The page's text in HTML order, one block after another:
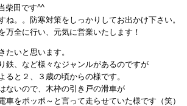
柴田です^^
。。防寒対策をしっかりしてお出かけ下さい。
万全に行い、元気に営業いたします！
たいと思います。
鉄、など様々なジャンルがあるのですが
と２、３歳の頃からの様です。
ないので、木枠の引き戸の滑車が
をポッポ～と言って走らせていた様です（笑）